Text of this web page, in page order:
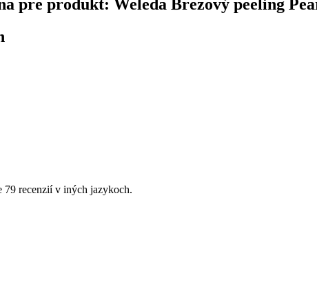
pre produkt: Weleda Brezový peeling
79 recenzií v iných jazykoch.